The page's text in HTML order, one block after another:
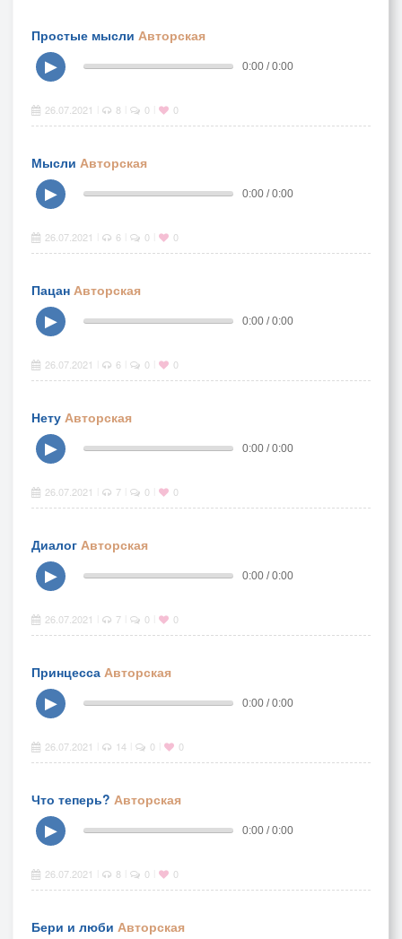
Простые мысли Авторская
▶
0:00 / 0:00
26.07.2021 8 0 0
Мысли Авторская
▶
0:00 / 0:00
26.07.2021 6 0 0
Пацан Авторская
▶
0:00 / 0:00
26.07.2021 6 0 0
Нету Авторская
▶
0:00 / 0:00
26.07.2021 7 0 0
Диалог Авторская
▶
0:00 / 0:00
26.07.2021 7 0 0
Принцесса Авторская
▶
0:00 / 0:00
26.07.2021 14 0 0
Что теперь? Авторская
▶
0:00 / 0:00
26.07.2021 8 0 0
Бери и люби Авторская